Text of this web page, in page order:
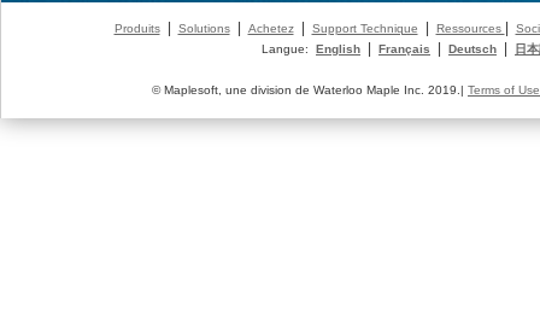
Produits| Solutions| Achetez| Support Technique Ressources
Langue:
English Français Deutsch 日
© Maplesoft, une division de Waterloo Maple Inc. 2019.| Terms of Use